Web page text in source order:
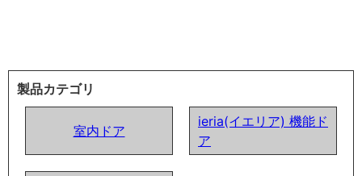
製品カテゴリ
室内ドア
ieria(イエリア) 機能ド
ア